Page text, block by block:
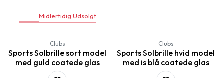
Midlertidig Udsolgt
Clubs
Sports Solbrille sort model
med guld coatede glas
Clubs
Sports Solbrille hvid model
med is blå coatede glas